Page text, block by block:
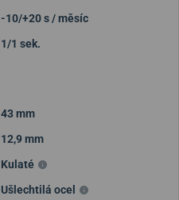
-10/+20 s / měsíc
1/1 sek.
43 mm
12,9 mm
Kulaté
Ušlechtilá ocel